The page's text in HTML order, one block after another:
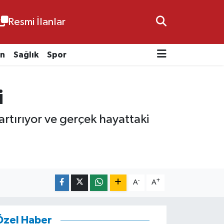
Resmi İlanlar
Sağlık Spor
ve gerçek hayattaki
A- A+
Haber